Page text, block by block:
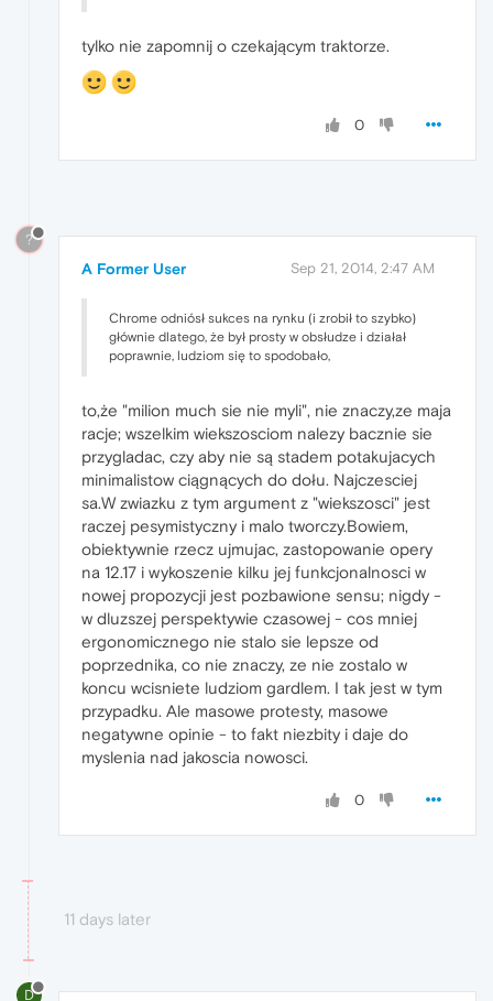
tylko nie zapomnij o czekającym traktorze.
0
?
A Former User Sep 21, 2014, 2:47 AM
Chrome odniósł sukces na rynku (i zrobił to szybko)
głównie dlatego, że był prosty w obsłudze i działał
poprawnie, ludziom się to spodobało,
to,że "milion much sie nie myli", nie znaczy,ze maja
racje; wszelkim wiekszosciom nalezy bacznie sie
przygladac, czy aby nie są stadem potakujacych
minimalistow ciągnących do dołu. Najczesciej
sa.W zwiazku z tym argument z "wiekszosci" jest
raczej pesymistyczny i malo tworczy.Bowiem,
obiektywnie rzecz ujmujac, zastopowanie opery
na 12.17 i wykoszenie kilku jej funkcjonalnosci w
nowej propozycji jest pozbawione sensu; nigdy -
w dluzszej perspektywie czasowej - cos mniej
ergonomicznego nie stalo sie lepsze od
poprzednika, co nie znaczy, ze nie zostalo w
koncu wcisniete ludziom gardlem. I tak jest w tym
przypadku. Ale masowe protesty, masowe
negatywne opinie - to fakt niezbity i daje do
myslenia nad jakoscia nowosci.
0
11 days later
D